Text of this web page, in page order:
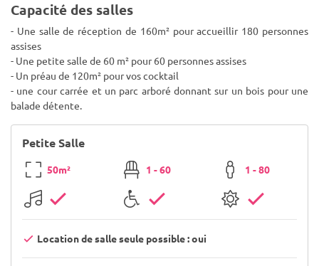
Capacité des salles
- Une salle de réception de 160m² pour accueillir 180 personnes
assises
- Une petite salle de 60 m² pour 60 personnes assises
- Un préau de 120m² pour vos cocktail
- une cour carrée et un parc arboré donnant sur un bois pour une
balade détente.
Petite Salle
50m² 1 - 60 1 - 80
Location de salle seule possible : oui